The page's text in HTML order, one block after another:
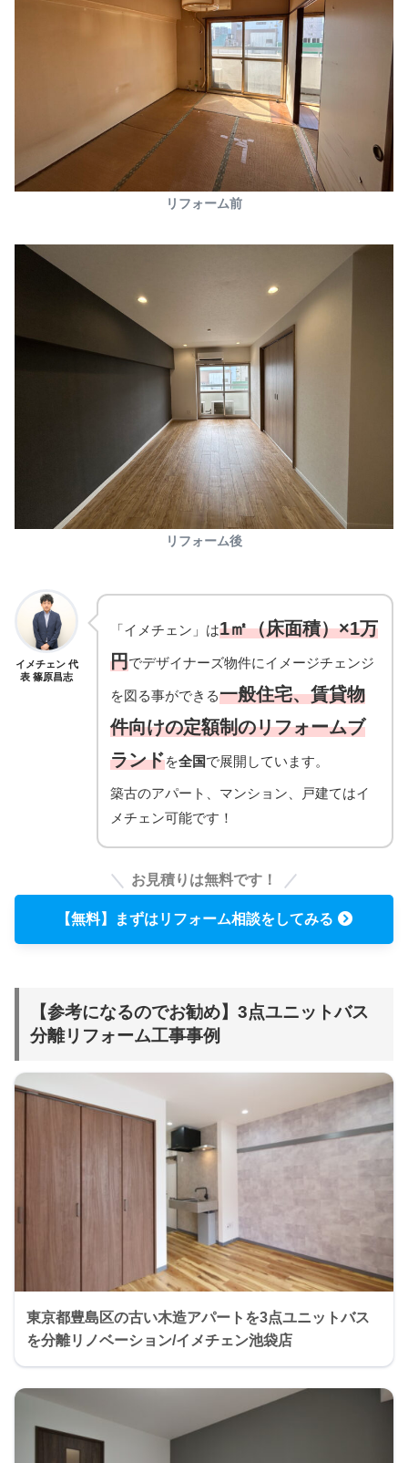
リフォーム前
リフォーム後
イメチェン 代
表 篠原昌志
「イメチェン」は1㎡（床面積）×1万
円でデザイナーズ物件にイメージチェンジ
を図る事ができる一般住宅、賃貸物
件向けの定額制のリフォームブ
ランドを全国で展開しています。
築古のアパート、マンション、戸建てはイ
メチェン可能です！
お見積りは無料です！
【無料】まずはリフォーム相談をしてみる
【参考になるのでお勧め】3点ユニットバス
分離リフォーム工事事例
東京都豊島区の古い木造アパートを3点ユニットバス
を分離リノベーション/イメチェン池袋店